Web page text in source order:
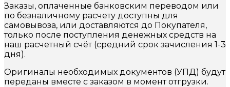
Заказы, оплаченные банковским переводом или
по безналичному расчету доступны для
самовывоза, или доставляются до Покупателя,
только после поступления денежных средств на
наш расчетный счёт (средний срок зачисления 1-3
дня).
Оригиналы необходимых документов (УПД) будут
переданы вместе с заказом в момент отгрузки.